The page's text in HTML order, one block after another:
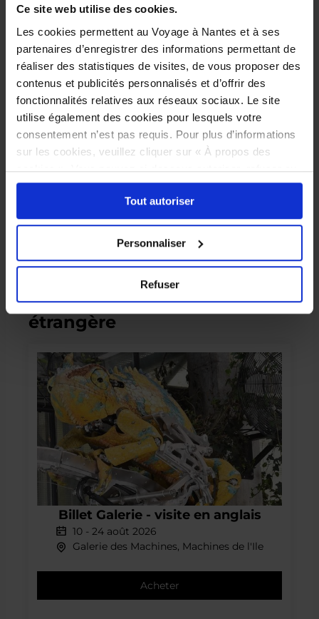
Ce site web utilise des cookies.
Les cookies permettent au Voyage à Nantes et à ses
partenaires d’enregistrer des informations permettant de
réaliser des statistiques de visites, de vous proposer des
contenus et publicités personnalisés et d’offrir des
fonctionnalités relatives aux réseaux sociaux. Le site
utilise également des cookies pour lesquels votre
consentement n’est pas requis. Pour plus d’informations
sur les cookies, veuillez cliquer sur « À propos des
cookies ». Vous pouvez ci-dessous autoriser, refuser ou
sélectionner les cookies selon les finalités via l'onglet
« Détails ». À tout moment, vous pouvez modifier votre
choix en cliquant sur le lien « Cookies » en bas des
Tout autoriser
Personnaliser
Refuser
Carrousel
-
Visite
Découverte
Offre spéciale
Carrousel - Visite Découverte
1 Sept. -18 déc. 2026
Carrousel des mondes marins, Machines de l'Ile
Acheter
Visites Galerie en langue
étrangère
Galerie
anglais
Billet Galerie - visite en anglais
10 - 24 août 2026
Galerie des Machines, Machines de l'Ile
Acheter